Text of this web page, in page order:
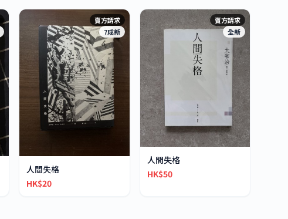
賣方請求
7成新
人間失格
HK$20
賣方請求
全新
人間失格
HK$50